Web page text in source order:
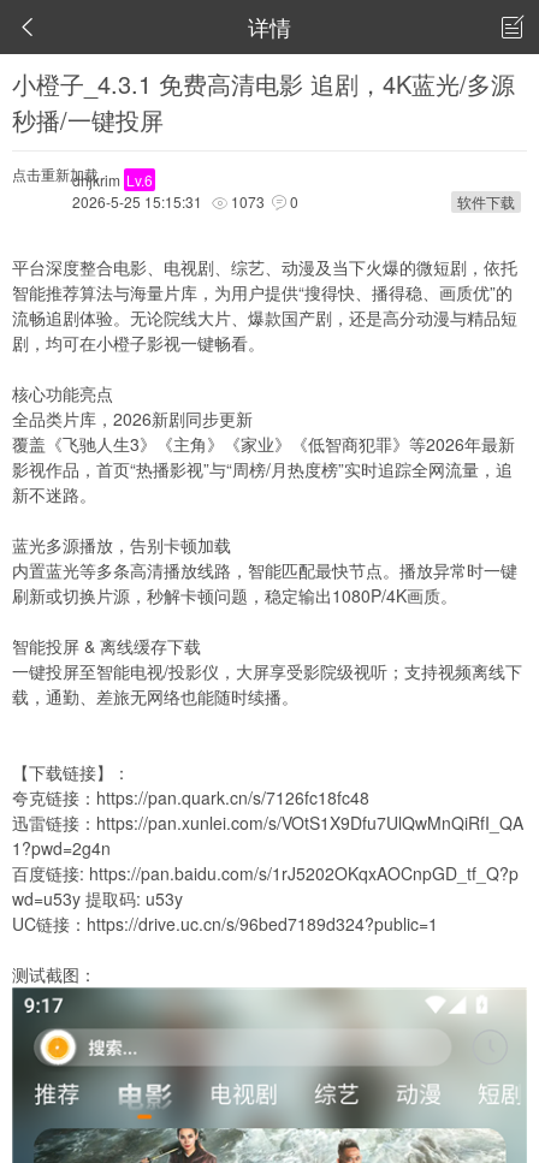
 详情 
小橙子_4.3.1 免费高清电影 追剧，4K蓝光/多源
秒播/一键投屏
点击重新加载
dhjkrim Lv.6
2026-5-25 15:15:31
 1073  0 软件下载
平台深度整合电影、电视剧、综艺、动漫及当下火爆的微短剧，依托
智能推荐算法与海量片库，为用户提供“搜得快、播得稳、画质优”的
流畅追剧体验。无论院线大片、爆款国产剧，还是高分动漫与精品短
剧，均可在小橙子影视一键畅看。
核心功能亮点
全品类片库，2026新剧同步更新
覆盖《飞驰人生3》《主角》《家业》《低智商犯罪》等2026年最新
影视作品，首页“热播影视”与“周榜/月热度榜”实时追踪全网流量，追
新不迷路。
蓝光多源播放，告别卡顿加载
内置蓝光等多条高清播放线路，智能匹配最快节点。播放异常时一键
刷新或切换片源，秒解卡顿问题，稳定输出1080P/4K画质。
智能投屏 & 离线缓存下载
一键投屏至智能电视/投影仪，大屏享受影院级视听；支持视频离线下
载，通勤、差旅无网络也能随时续播。
【下载链接】：
夸克链接： https://pan.quark.cn/s/7126fc18fc48
迅雷链接： https://pan.xunlei.com/s/VOtS1X9Dfu7UlQwMnQiRfI_QA
1?pwd=2g4n
百度链接: https://pan.baidu.com/s/1rJ5202OKqxAOCnpGD_tf_Q?p
wd=u53y 提取码: u53y
UC链接： https://drive.uc.cn/s/96bed7189d324?public=1
测试截图：